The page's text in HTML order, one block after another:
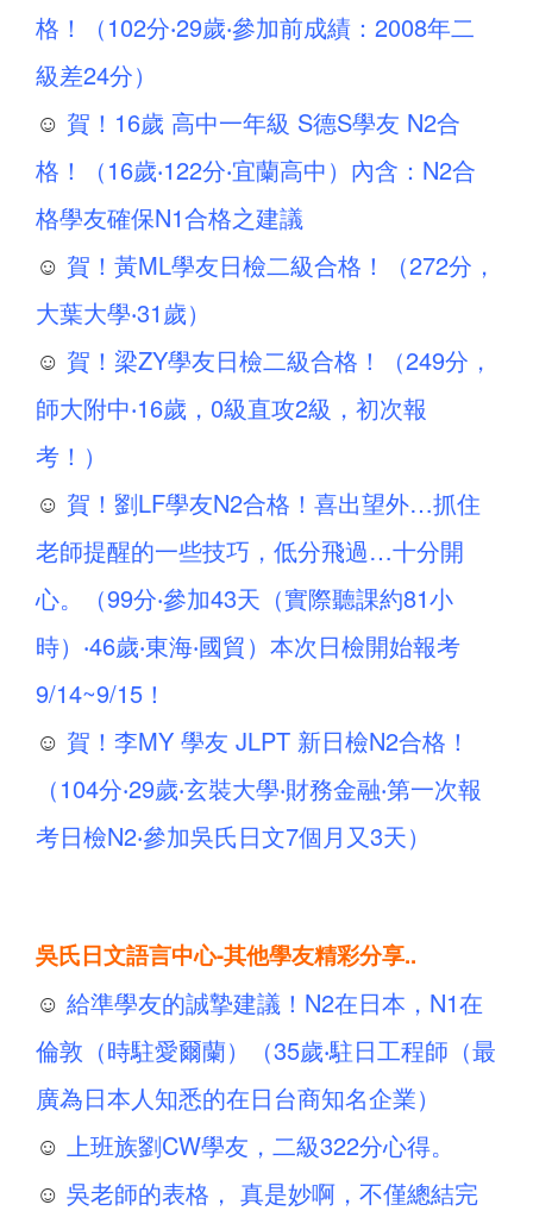
格！（102分‧29歲‧參加前成績：2008年二
級差24分）
☺ 賀！16歲 高中一年級 S德S學友 N2合
格！（16歲‧122分‧宜蘭高中）內含：N2合
格學友確保N1合格之建議
☺ 賀！黃ML學友日檢二級合格！（272分，
大葉大學‧31歲）
☺ 賀！梁ZY學友日檢二級合格！（249分，
師大附中‧16歲，0級直攻2級，初次報
考！）
☺ 賀！劉LF學友N2合格！喜出望外…抓住
老師提醒的一些技巧，低分飛過…十分開
心。（99分‧參加43天（實際聽課約81小
時）‧46歲‧東海‧國貿）本次日檢開始報考
9/14~9/15！
☺ 賀！李MY 學友 JLPT 新日檢N2合格！
（104分‧29歲‧玄裝大學‧財務金融‧第一次報
考日檢N2‧參加吳氏日文7個月又3天）
吳氏日文語言中心-其他學友精彩分享..
☺ 給準學友的誠摯建議！N2在日本，N1在
倫敦（時駐愛爾蘭）（35歲‧駐日工程師（最
廣為日本人知悉的在日台商知名企業）
☺ 上班族劉CW學友，二級322分心得。
☺ 吳老師的表格， 真是妙啊，不僅總結完